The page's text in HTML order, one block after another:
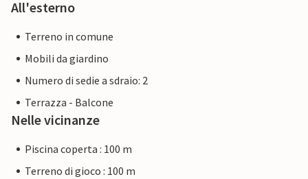
All'esterno
Terreno in comune
Mobili da giardino
Numero di sedie a sdraio: 2
Terrazza - Balcone
Nelle vicinanze
Piscina coperta : 100 m
Terreno di gioco : 100 m